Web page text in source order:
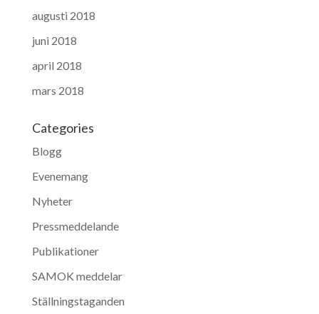
augusti 2018
juni 2018
april 2018
mars 2018
Categories
Blogg
Evenemang
Nyheter
Pressmeddelande
Publikationer
SAMOK meddelar
Ställningstaganden